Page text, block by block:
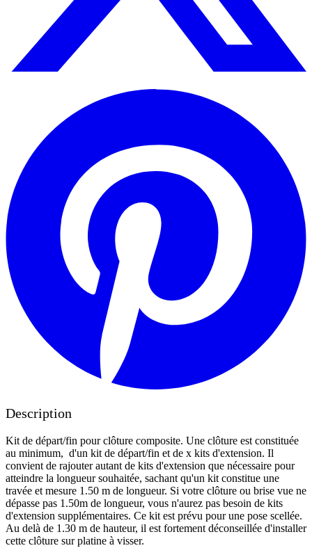
Description
Kit de départ/fin pour clôture composite. Une clôture est constituée
au minimum, d'un kit de départ/fin et de x kits d'extension. Il
convient de rajouter autant de kits d'extension que nécessaire pour
atteindre la longueur souhaitée, sachant qu'un kit constitue une
travée et mesure 1.50 m de longueur. Si votre clôture ou brise vue ne
dépasse pas 1.50m de longueur, vous n'aurez pas besoin de kits
d'extension supplémentaires. Ce kit est prévu pour une pose scellée.
Au delà de 1.30 m de hauteur, il est fortement déconseillée d'installer
cette clôture sur platine à visser.